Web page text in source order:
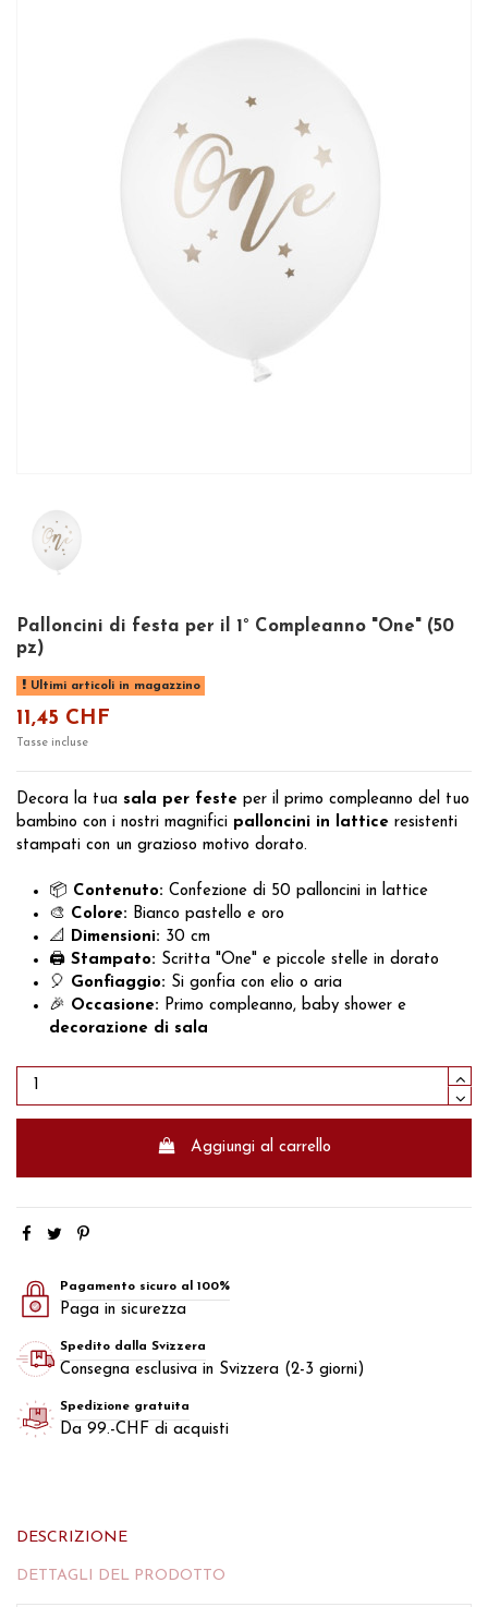
Palloncini di festa per il 1° Compleanno "One" (50
pz)
Ultimi articoli in magazzino
11,45 CHF
Tasse incluse
Decora la tua sala per feste per il primo compleanno del tuo
bambino con i nostri magnifici palloncini in lattice resistenti
stampati con un grazioso motivo dorato.
📦 Contenuto: Confezione di 50 palloncini in lattice
🎨 Colore: Bianco pastello e oro
📐
Dimensioni: 30 cm
🖨️ Stampato: Scritta "One" e piccole stelle in dorato
🎈 Gonfiaggio: Si gonfia con elio o aria
🎉 Occasione: Primo compleanno, baby shower e
decorazione di sala
Aggiungi al carrello
Pagamento sicuro al 100%
Paga in sicurezza
Spedito dalla Svizzera
Consegna esclusiva in Svizzera (2-3 giorni)
Spedizione gratuita
Da 99.-CHF di acquisti
DESCRIZIONE
DETTAGLI DEL PRODOTTO